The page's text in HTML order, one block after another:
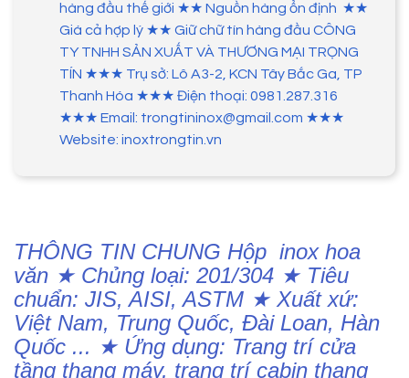
hàng đầu thế giới ★★ Nguồn hàng ổn định ★★
Giá cả hợp lý ★★ Giữ chữ tín hàng đầu CÔNG
TY TNHH SẢN XUẤT VÀ THƯƠNG MẠI TRỌNG
TÍN ★★★ Trụ sở: Lô A3-2, KCN Tây Bắc Ga, TP
Thanh Hóa ★★★ Điện thoại: 0981.287.316
★★★ Email: trongtininox@gmail.com ★★★
Website: inoxtrongtin.vn
THÔNG TIN CHUNG Hộp inox hoa
văn ★ Chủng loại: 201/304 ★ Tiêu
chuẩn: JIS, AISI, ASTM ★ Xuất xứ:
Việt Nam, Trung Quốc, Đài Loan, Hàn
Quốc ... ★ Ứng dụng: Trang trí cửa
tầng thang máy, trang trí cabin thang